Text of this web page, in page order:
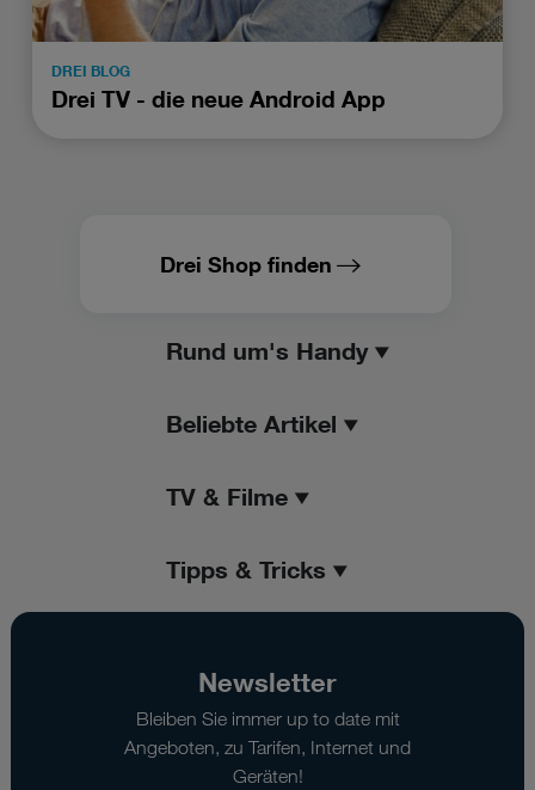
DREI BLOG
Drei TV - die neue Android App
Drei Shop finden
Rund um's Handy
Beliebte Artikel
TV & Filme
Tipps & Tricks
Newsletter
Bleiben Sie immer up to date mit
Angeboten, zu Tarifen, Internet und
Geräten!